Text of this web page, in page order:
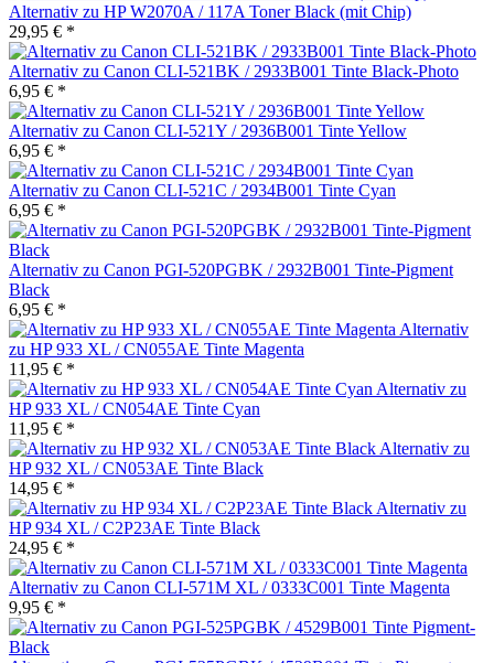
Alternativ zu HP W2070A / 117A Toner Black (mit Chip)
29,95 € *
Alternativ zu Canon CLI-521BK / 2933B001 Tinte Black-Photo
6,95 € *
Alternativ zu Canon CLI-521Y / 2936B001 Tinte Yellow
6,95 € *
Alternativ zu Canon CLI-521C / 2934B001 Tinte Cyan
6,95 € *
Alternativ zu Canon PGI-520PGBK / 2932B001 Tinte-Pigment
Black
6,95 € *
Alternativ
zu HP 933 XL / CN055AE Tinte Magenta
11,95 € *
Alternativ zu
HP 933 XL / CN054AE Tinte Cyan
11,95 € *
Alternativ zu
HP 932 XL / CN053AE Tinte Black
14,95 € *
Alternativ zu
HP 934 XL / C2P23AE Tinte Black
24,95 € *
Alternativ zu Canon CLI-571M XL / 0333C001 Tinte Magenta
9,95 € *